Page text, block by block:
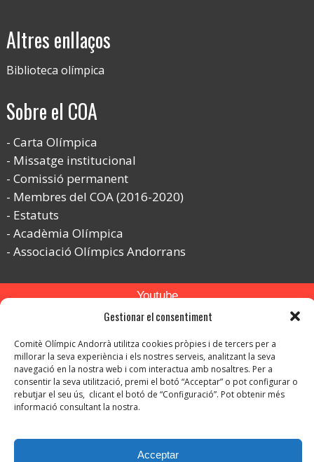
Gestionar el consentiment
Comitè Olímpic Andorrà utilitza cookies pròpies i de tercers per a
millorar la seva experiència i els nostres serveis, analitzant la seva
navegació en la nostra web i com interactua amb nosaltres. Per a
consentir la seva utilització, premi el botó “Acceptar” o pot configurar o
rebutjar el seu ús, clicant el botó de “Configuració”. Pot obtenir més
informació consultant la nostra.
Acceptar
Altres enllaços
Biblioteca olímpica
Sobre el COA
Carta Olímpica
Missatge institucional
Comissió permanent
Membres del COA (2016-2020)
Estatuts
Acadèmia Olímpica
Associació Olímpics Andorrans
Youtube
Flickr
Instagram
© Copyright 2026. Tots els drets reservats.